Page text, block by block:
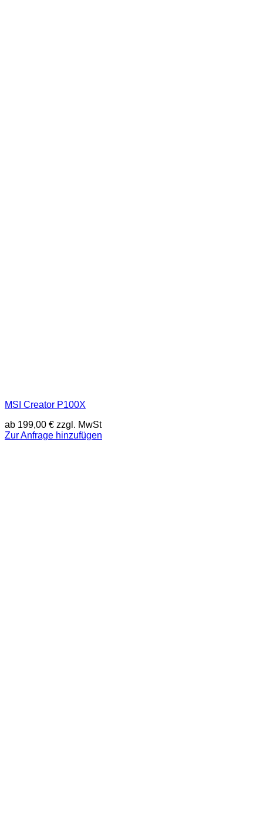
MSI Creator P100X
ab 199,00 € zzgl. MwSt
Zur Anfrage hinzufügen